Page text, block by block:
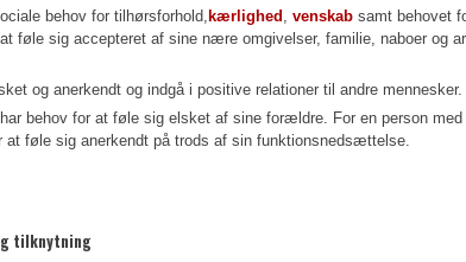
behov for tilhørsforhold, kærlighed ,venskab samt behovet
føle sig accepteret af sine nære omgivelser, familie, naboer og
og anerkendt og indgå i positive relationer til andre mennesker.
behov for at føle sig elsket af sine forældre. For en person
føle sig anerkendt på trods af sin funktionsnedsættelse.
tilknytning